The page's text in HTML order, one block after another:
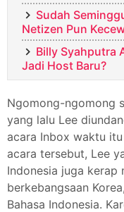
Sudah
Netizen Pun
Billy Syahputra
Jadi Host Baru?
Ngomong-ngomong
yang lalu Lee
acara Inbox waktu
acara tersebut, Lee
Indonesia juga kerap
berkebangsaan
Bahasa Indonesia.